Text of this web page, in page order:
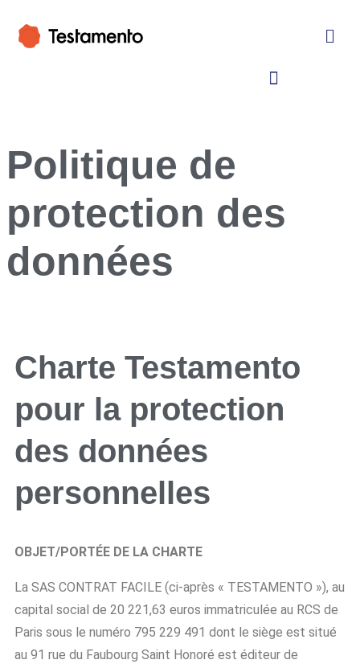
Politique de
protection des
données
Charte Testamento
pour la protection
des données
personnelles
OBJET/PORTÉE DE LA CHARTE
La SAS CONTRAT FACILE (ci-après « TESTAMENTO »), au
capital social de 20 221,63 euros immatriculée au RCS de
Paris sous le numéro 795 229 491 dont le siège est situé
au 91 rue du Faubourg Saint Honoré est éditeur de